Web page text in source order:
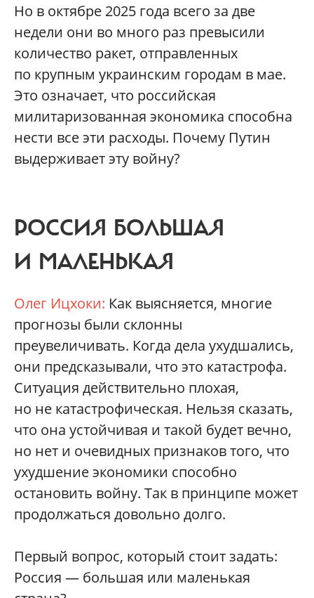
Но в октябре 2025 года всего за две
недели они во много раз превысили
количество ракет, отправленных
по крупным украинским городам в мае.
Это означает, что российская
милитаризованная экономика способна
нести все эти расходы. Почему Путин
выдерживает эту войну?
РОССИЯ БОЛЬШАЯ
И МАЛЕНЬКАЯ
Олег Ицхоки: Как выясняется, многие
прогнозы были склонны
преувеличивать. Когда дела ухудшались,
они предсказывали, что это катастрофа.
Ситуация действительно плохая,
но не катастрофическая. Нельзя сказать,
что она устойчивая и такой будет вечно,
но нет и очевидных признаков того, что
ухудшение экономики способно
остановить войну. Так в принципе может
продолжаться довольно долго.
Первый вопрос, который стоит задать:
Россия — большая или маленькая